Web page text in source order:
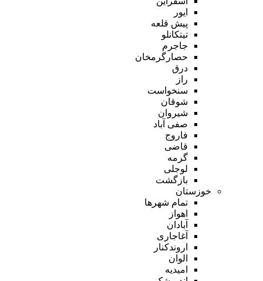
ایور
پیش قلعه
تیتکانلو
جاجرم
حصارگرمخان
درق
راز
سنخواست
شوقان
شیروان
صفی آباد
فاروج
قاضی
گرمه
لوجلی
بازگشت
خوزستان
تمام شهر‌ها
اهواز
آبادان
آغاجاری
اروندکنار
الوان
امیدیه